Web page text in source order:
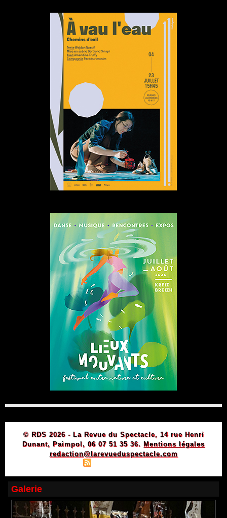
© RDS 2026 - La Revue du Spectacle, 14 rue Henri
Dunant, Paimpol, 06 07 51 35 36. Mentions légales
redaction@larevueduspectacle.com
Galerie